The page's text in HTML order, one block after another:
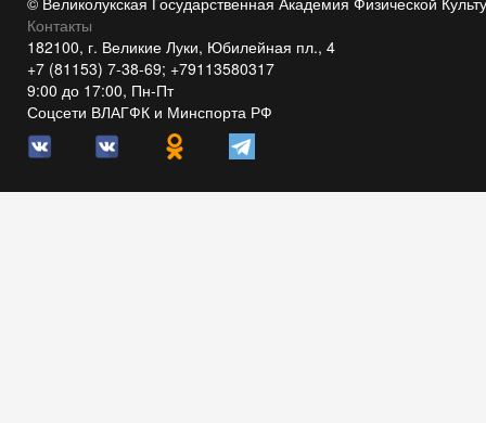
Контакты
182100, г. Великие Луки, Юбилейная пл., 4
+7 (81153) 7-38-69; +79113580317
9:00 до 17:00, Пн-Пт
Соцсети ВЛАГФК и Минспорта РФ